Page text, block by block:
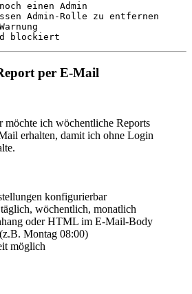
blockiert
per E-Mail
möchte ich wöchentliche Reports
erhalten, damit ich ohne Login
konfigurierbar
wöchentlich, monatlich
oder HTML im E-Mail-Body
Montag 08:00)
möglich